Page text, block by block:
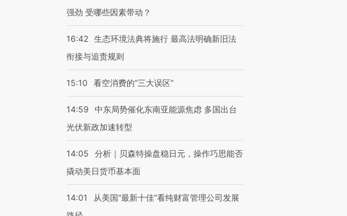
强劲 受哪些因素带动？
16:42 生态环境法典将施行 最高法明确新旧法
衔接与追责规则
15:10 看空消费的“三大误区”
14:59
中东局势催化东南亚能源焦虑 多国出台
光伏新政加速转型
14:05
分析｜贝森特操盘稳日元，操作巧思能否
撬动美日货币基本面
14:01
从美国“最新十佳”看纯财富管理公司发展